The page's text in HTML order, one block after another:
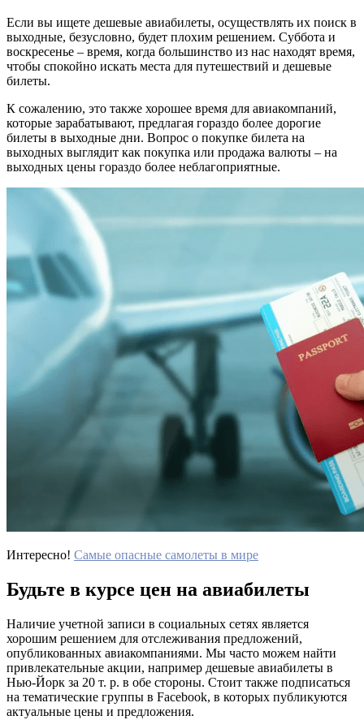
Если вы ищете дешевые авиабилеты, осуществлять их поиск в
выходные, безусловно, будет плохим решением. Суббота и
воскресенье – время, когда большинство из нас находят время,
чтобы спокойно искать места для путешествий и дешевые
билеты.
К сожалению, это также хорошее время для авиакомпаний,
которые зарабатывают, предлагая гораздо более дорогие
билеты в выходные дни. Вопрос о покупке билета на
выходных выглядит как покупка или продажа валюты – на
выходных цены гораздо более неблагоприятные.
Интересно! Самые опасные самолеты в мире
Будьте в курсе цен на авиабилеты
Наличие учетной записи в социальных сетях является
хорошим решением для отслеживания предложений,
опубликованных авиакомпаниями. Мы часто можем найти
привлекательные акции, например дешевые авиабилеты в
Нью-Йорк за 20 т. р. в обе стороны. Стоит также подписаться
на тематические группы в Facebook, в которых публикуются
актуальные цены и предложения.